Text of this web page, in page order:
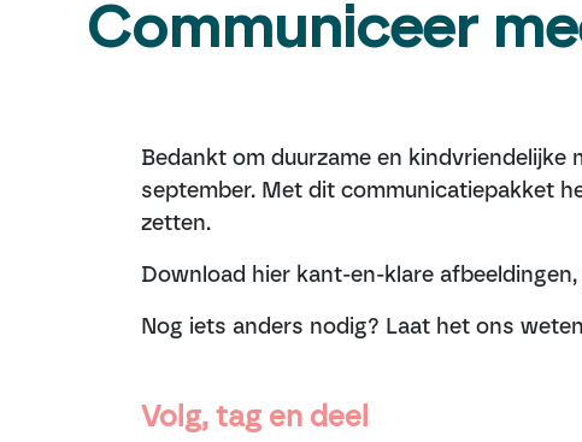
Communiceer
Bedankt om duurzame en
september. Met dit communicatiepakket
zetten.
Download hier kant-en-klare
Nog iets anders nodig? Laat het ons
Volg, tag en deel